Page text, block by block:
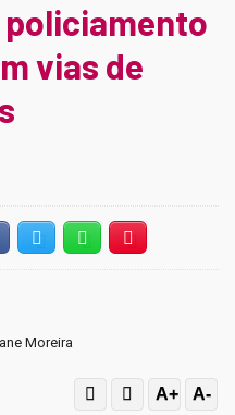
vias de
FacebookTwitter Whatsapp
Moreira
A+ A-